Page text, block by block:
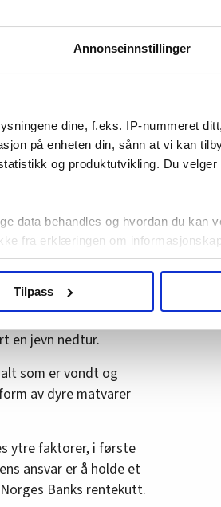
Annonseinnstillinger
dine, f.eks. IP-nummeret
på enheten din, sånn at vi kan
og produktutvikling. Du
data behandles og hvordan du kan
fra erklæringen om
og fontene.no bruker
tilpassede annonser og
denne siden.
Tilpass
havbunnen blir
fram for slik
på Stortinget har
for øvrig går
for vann
slik at det blir en
egentlig skal
dette grepet rundt
Skal vi tro
Partiet
en jevn nedtur.
som er vondt og
av dyre matvarer
ytre faktorer, i første
ansvar er å holde et
Banks rentekutt.